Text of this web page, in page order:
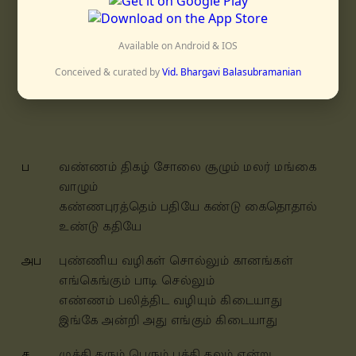
iravum pahalum iṛangi neerāḍināl
உஸேனி ரூபகம்
ப
வண்ணம் திகழ் சோலை சூழும் மலர் மங்கை
வாழும்
கண்ணபுரத்தெம் பதியே கண்டு கைதொதால்
உண்டு கதியே
அப
புண்ணிய வழிகள் சொல்லும் கானங்கள்
எங்கெங்கும் பாடி செல்லும்
எண்ணம் பலித்திட வழியும் கிடையாது
இங்கே அன்றி அது எங்கும் கிடையாது
Available on Android & IOS
Conceived & curated byVid. Bhargavi Balasubramanian